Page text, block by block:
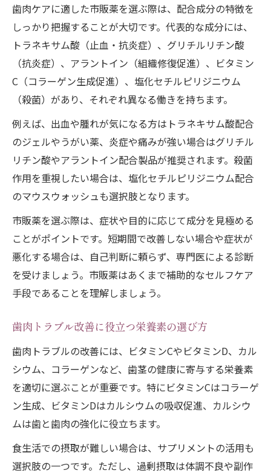
歯肉ケアに適した市販薬を選ぶ際は、配合成分の特徴を
しっかり把握することが大切です。代表的な成分には、
トラネキサム酸（止血・抗炎症）、グリチルリチン酸
（抗炎症）、アラントイン（組織修復促進）、ビタミン
C（コラーゲン生成促進）、塩化セチルピリジニウム
（殺菌）があり、それぞれ異なる働きを持ちます。
例えば、出血や腫れが気になる方はトラネキサム酸配合
のジェルやうがい薬、炎症や痛みが強い場合はグリチル
リチン酸やアラントイン配合製品が推奨されます。殺菌
作用を重視したい場合は、塩化セチルピリジニウム配合
のマウスウォッシュも選択肢となります。
市販薬を選ぶ際は、症状や目的に応じて成分を見極める
ことがポイントです。短期間で改善しない場合や症状が
悪化する場合は、自己判断に頼らず、専門医による診断
を受けましょう。市販薬はあくまで補助的なセルフケア
手段であることを理解しましょう。
歯肉トラブル改善に役立つ栄養素の選び方
歯肉トラブルの改善には、ビタミンCやビタミンD、カル
シウム、コラーゲンなど、歯茎の健康に寄与する栄養素
を適切に選ぶことが重要です。特にビタミンCはコラーゲ
ン生成、ビタミンDはカルシウムの吸収促進、カルシウ
ムは歯と歯肉の強化に役立ちます。
食生活での摂取が難しい場合は、サプリメントの活用も
選択肢の一つです。ただし、過剰摂取は体調不良や副作